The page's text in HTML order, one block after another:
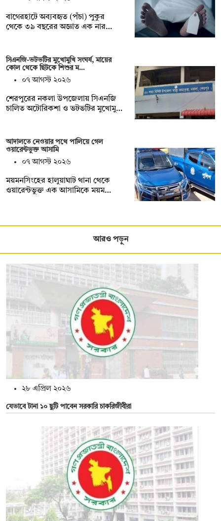
বাগেরহাটে অব্যবহৃত (পঁচা) পুকুর
থেকে ৩৯ বছরের অজ্ঞাত এক নার…
সিএনজি-ভটভটির মুখোমুখি সংঘর্ষ, মায়ের
কোল থেকে ছিটকে শিশুর ম…
০৭ আগস্ট ২০২৬
শেরপুরের নকলা উপজেলায় সিএনজি
চালিত অটোরিকশা ও ভটভটির মুখোমু…
আদালতে নেওয়ার পথে পালিয়ে গেল
ওয়ারেন্টভুক্ত আসামি
০৭ আগস্ট ২০২৬
ময়মনসিংহের হালুয়াঘাট থানা থেকে
ওয়ারেন্টভুক্ত এক আসামিকে ময়ম…
আরও পড়ুন
২৮ এপ্রিল ২০২৬
যেভাবে টানা ১০ ছুটি পাবেন সরকারি চাকরিজীবীরা